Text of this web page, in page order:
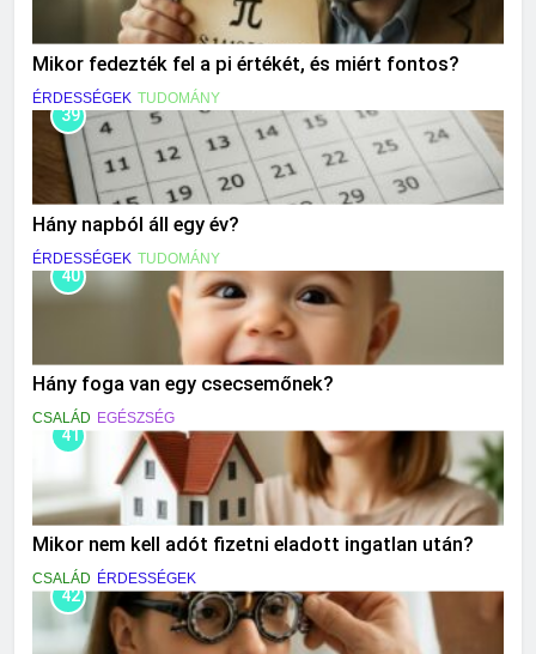
Mikor fedezték fel a pi értékét, és miért fontos?
ÉRDESSÉGEK TUDOMÁNY
39
Hány napból áll egy év?
ÉRDESSÉGEK TUDOMÁNY
40
Hány foga van egy csecsemőnek?
CSALÁD EGÉSZSÉG
41
Mikor nem kell adót fizetni eladott ingatlan után?
CSALÁD ÉRDESSÉGEK
42